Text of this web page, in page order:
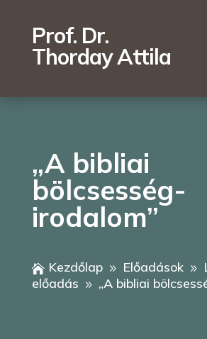
Prof. Dr.
Thorday Attila
„A bibliai
bölcsesség-
irodalom”
 Kezdőlap 9 Előadások 9
előadás
9 „A bibliai